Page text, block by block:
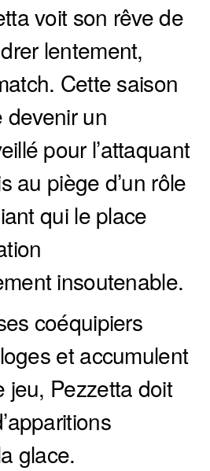
voit son rêve de
lentement,
Cette saison
devenir un
pour l’attaquant
au piège d’un rôle
qui le place
insoutenable.
coéquipiers
et accumulent
jeu, Pezzetta doit
glace.